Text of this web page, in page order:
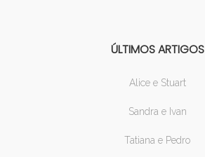
ÚLTIMOS ARTIGOS
Alice e Stuart
Sandra e Ivan
Tatiana e Pedro